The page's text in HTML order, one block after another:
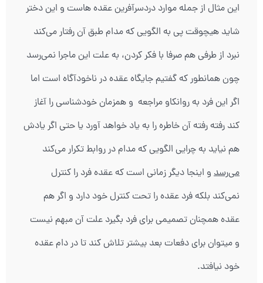
این مثال از جمله موارد دردسرآفرین عقده هاست و این دختر
شاید هیچوقت پی به الگویی که مدام طبق آن رفتار می‌کند
نبرد از طرفی هم صرفا با فکر کردن، به علت این ماجرا نمی‌رسد
چون همانطور که گفتیم جایگاه عقده در ناخودآگاه است اما
اگر این فرد به روانکاو مراجعه و همزمان خودشناسی را آغاز
کند رفته رفته آن خاطره را به یاد خواهد آورد یا حتی اگر یادش
هم نیاید به چرایی الگویی که مدام در روابط تکرار می‌کند
می‌رسد و اینجا دیگر زمانی است که عقده فرد را کنترل
نمی‌کند بلکه فرد عقده را تحت کنترل خود دارد و اگر هم
عقده همچنان تصمیمی برای فرد بگیرد علت آن مبهم نیست
و میتوان برای دفعات بعد بیشتر تلاش کند تا در دام عقده
خود نیافتد.